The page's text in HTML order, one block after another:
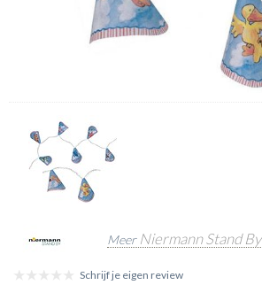
Meer Niermann Stand By
Schrijf je eigen review